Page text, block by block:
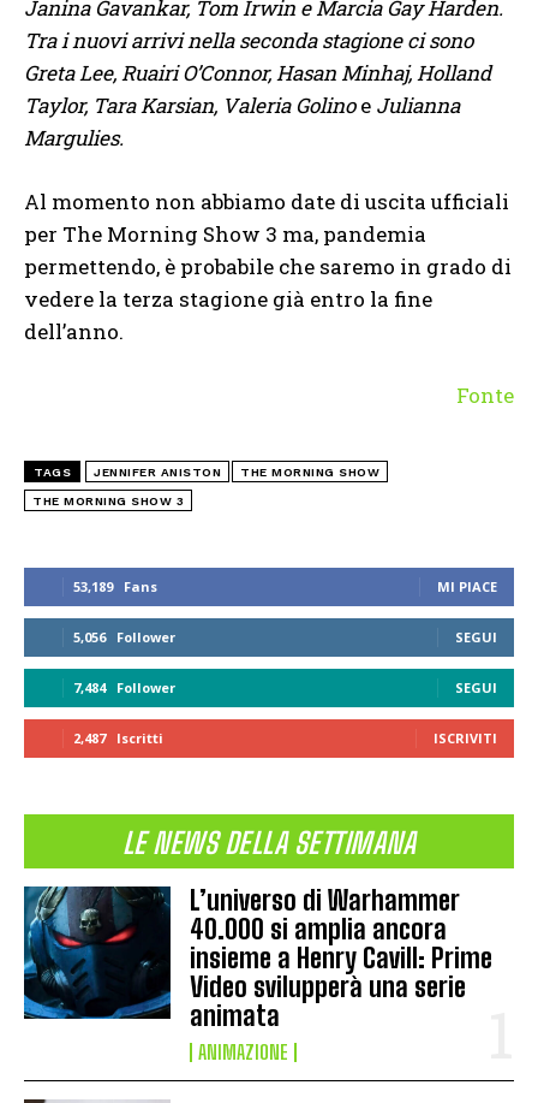
53,189 Fans MI PIACE
5,056 Follower SEGUI
7,484 Follower SEGUI
2,487 Iscritti ISCRIVITI
LE NEWS DELLA SETTIMANA
L’universo di Warhammer
40.000 si amplia ancora
insieme a Henry Cavill: Prime
Video svilupperà una serie
animata
ANIMAZIONE
Janina Gavankar, Tom Irwin e Marcia Gay Harden.
Tra i nuovi arrivi nella seconda stagione ci sono
Greta Lee, Ruairi O’Connor, Hasan Minhaj, Holland
Taylor, Tara Karsian, Valeria Golinoe Julianna
Margulies.
Al momento non abbiamo date di uscita ufficiali
per The Morning Show 3 ma, pandemia
permettendo, è probabile che saremo in grado di
vedere la terza stagione già entro la fine
dell’anno.
Fonte
TAGS JENNIFER ANISTON THE MORNING SHOW
THE MORNING SHOW 3